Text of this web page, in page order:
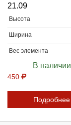
21.09
Высота
Ширина
Вес элемента
В наличии
450
Подробнее